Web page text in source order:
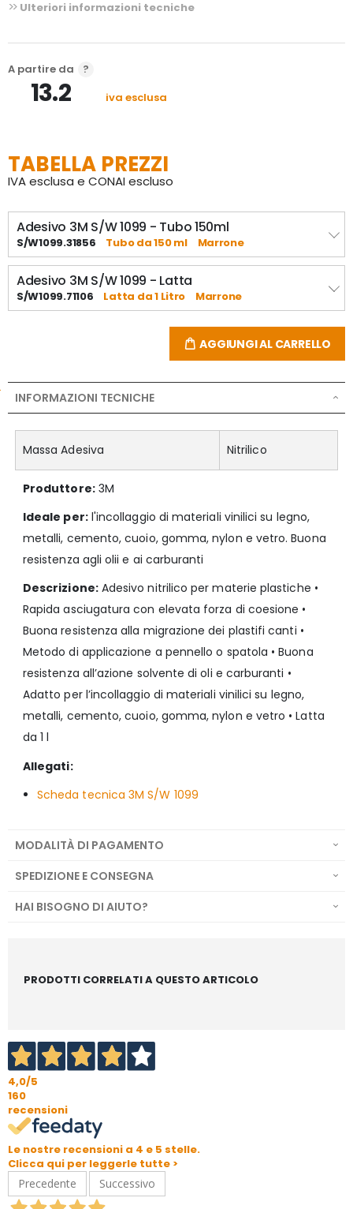
Adesivi ad Acqua
Ulteriori informazioni tecniche
A partire da
13.2 iva esclusa
TABELLA PREZZI
IVA esclusa e CONAI escluso
Adesivo 3M S/W 1099 - Tubo 150ml
S/W1099.31856 Tubo da 150 ml Marrone
Adesivo 3M S/W 1099 - Latta
S/W1099.71106 Latta da 1 Litro Marrone
AGGIUNGI AL CARRELLO
INFORMAZIONI TECNICHE
Massa Adesiva Nitrilico
Produttore:3M
Ideale per:l'incollaggio di materiali vinilici su legno,
metalli, cemento, cuoio, gomma, nylon e vetro. Buona
resistenza agli olii e ai carburanti
Descrizione:Adesivo nitrilico per materie plastiche •
Rapida asciugatura con elevata forza di coesione •
Buona resistenza alla migrazione dei plastifi canti •
Metodo di applicazione a pennello o spatola • Buona
resistenza all’azione solvente di oli e carburanti •
Adatto per l’incollaggio di materiali vinilici su legno,
metalli, cemento, cuoio, gomma, nylon e vetro • Latta
da 1 l
Allegati:
Scheda tecnica 3M S/W 1099
MODALITÀ DI PAGAMENTO
SPEDIZIONE E CONSEGNA
HAI BISOGNO DI AIUTO?
PRODOTTI CORRELATI A QUESTO ARTICOLO
4,0/5
160
recensioni
Le nostre recensioni a 4 e 5 stelle.
Clicca qui per leggerle tutte >
Precedente
Successivo